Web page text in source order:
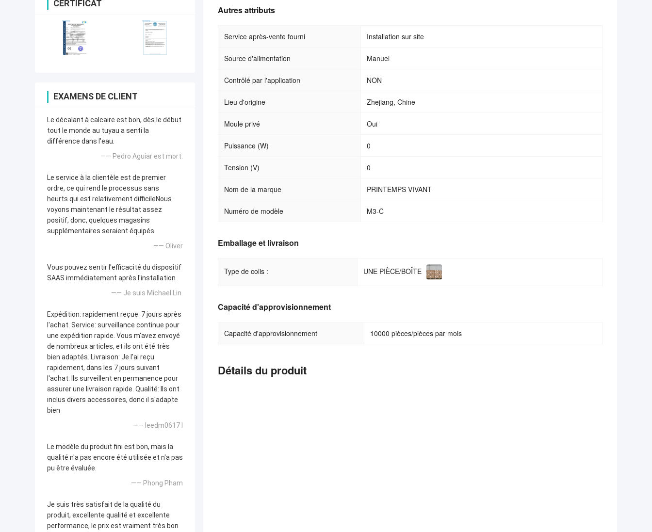
CERTIFICAT
EXAMENS DE CLIENT
Le décalant à calcaire est bon, dès le début
tout le monde au tuyau a senti la
différence dans l'eau.
—— Pedro Aguiar est mort.
Le service à la clientèle est de premier
ordre, ce qui rend le processus sans
heurts.qui est relativement difficileNous
voyons maintenant le résultat assez
positif, donc, quelques magasins
supplémentaires seraient équipés.
—— Oliver
Vous pouvez sentir l'efficacité du dispositif
SAAS immédiatement après l'installation
—— Je suis Michael Lin.
Expédition: rapidement reçue. 7 jours après
l'achat. Service: surveillance continue pour
une expédition rapide. Vous m'avez envoyé
de nombreux articles, et ils ont été très
bien adaptés. Livraison: Je l'ai reçu
rapidement, dans les 7 jours suivant
l'achat. Ils surveillent en permanence pour
assurer une livraison rapide. Qualité: Ils ont
inclus divers accessoires, donc il s'adapte
bien
—— leedm0617 l
Le modèle du produit fini est bon, mais la
qualité n'a pas encore été utilisée et n'a pas
pu être évaluée.
—— Phong Pham
Je suis très satisfait de la qualité du
produit, excellente qualité et excellente
performance, le prix est vraiment très bon
Autres attributs
Service après-vente fourni Installation sur site
Source d'alimentation Manuel
Contrôlé par l'application NON
Lieu d'origine Zhejiang, Chine
Moule privé Oui
Puissance (W) 0
Tension (V) 0
Nom de la marque PRINTEMPS VIVANT
Numéro de modèle M3-C
Emballage et livraison
Type de colis : UNE PIÈCE/BOÎTE
Capacité d'approvisionnement
Capacité d'approvisionnement 10000 pièces/pièces par mois
Détails du produit